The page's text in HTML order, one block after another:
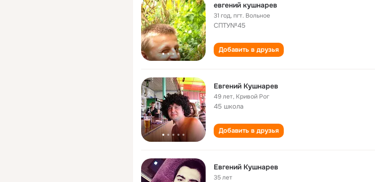
евгений кушнарев
31 год,пгт. Вольное
СПТУ№45
Добавить в друзья
Евгений Кушнарев
49 лет, Кривой Рог
45 школа
Добавить в друзья
Евгений Кушнарев
35 лет